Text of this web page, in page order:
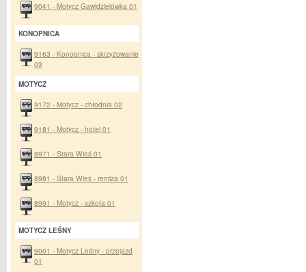
9041 - Motycz Gawidzielówka 01
KONOPNICA
9163 - Konopnica - skrzyżowanie
03
MOTYCZ
9172 - Motycz - chłodnia 02
9181 - Motycz - hotel 01
8971 - Stara Wieś 01
8981 - Stara Wieś - remiza 01
8991 - Motycz - szkoła 01
MOTYCZ LEŚNY
9001 - Motycz Leśny - przejazd
01